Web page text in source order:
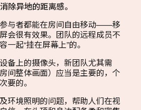
除异地的距离感。
与者都能在房间自由移动——移
会很有效果。团队的远程成员不
一起“挂在屏幕上”的。
备上的摄像头，新团队尤其需
间整体画面）应当是主要的，个
要的。
环境照明的问题，帮助人们在视